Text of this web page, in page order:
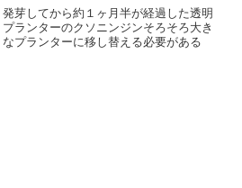
発芽してから約１ヶ月半が経過した透明
プランターのクソニンジンそろそろ大き
なプランターに移し替える必要がある